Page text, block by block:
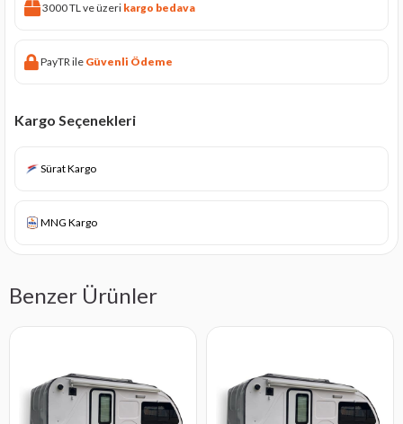
3000 TL ve üzeri kargo bedava
PayTR ile Güvenli Ödeme
Kargo Seçenekleri
Sürat Kargo
MNG Kargo
Benzer Ürünler